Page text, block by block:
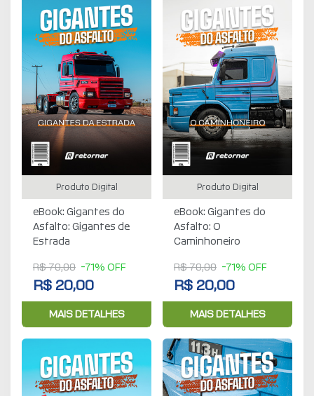
Produto Digital
eBook: Gigantes do
Asfalto: Gigantes de
Estrada
R$ 70,00 -71% OFF
R$ 20,00
MAIS DETALHES
Produto Digital
eBook: Gigantes do
Asfalto: O
Caminhoneiro
R$ 70,00 -71% OFF
R$ 20,00
MAIS DETALHES